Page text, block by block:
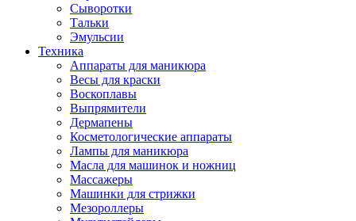
Сыворотки
Тальки
Эмульсии
Техника
Аппараты для маникюра
Весы для краски
Воскоплавы
Выпрямители
Дермапены
Косметологические аппараты
Лампы для маникюра
Масла для машинок и ножниц
Массажеры
Машинки для стрижки
Мезороллеры